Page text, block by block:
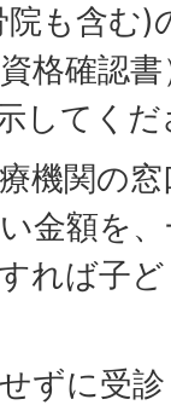
も含む)
格確認
してく
機関の
金額を
れば子
ずに受